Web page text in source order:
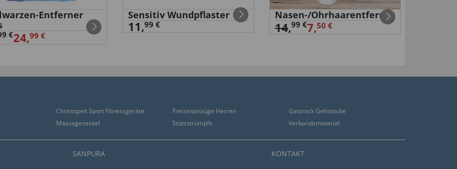
Aber es gibt zumindest
Entferner
€24,99 €
Sensitiv Wundpflaster
11,99 €
Nasen-/Ohrhaarentferner
14,99 €7,50 €
Christopeit Sport Fitnessgeräte Freizeitanzüge Herren
Gastrock Gehstöcke
Massagesessel Stützstrümpfe Verbandsmaterial
SANPURA KONTAKT